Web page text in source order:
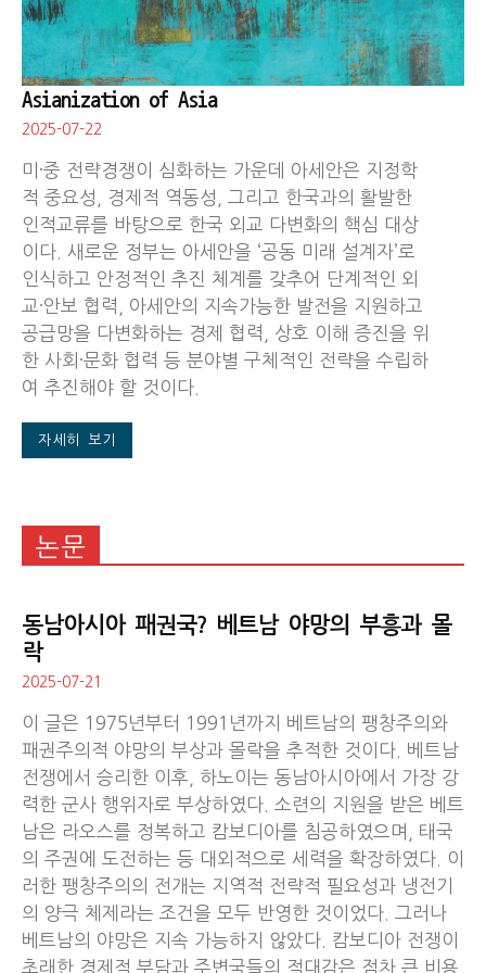
Asianization of Asia
2025-07-22
미·중 전략경쟁이 심화하는 가운데 아세안은 지정학
적 중요성, 경제적 역동성, 그리고 한국과의 활발한
인적교류를 바탕으로 한국 외교 다변화의 핵심 대상
이다. 새로운 정부는 아세안을 ‘공동 미래 설계자’로
인식하고 안정적인 추진 체계를 갖추어 단계적인 외
교·안보 협력, 아세안의 지속가능한 발전을 지원하고
공급망을 다변화하는 경제 협력, 상호 이해 증진을 위
한 사회·문화 협력 등 분야별 구체적인 전략을 수립하
여 추진해야 할 것이다.
자세히 보기
논문
동남아시아 패권국? 베트남 야망의 부흥과 몰
락
2025-07-21
이 글은 1975년부터 1991년까지 베트남의 팽창주의와
패권주의적 야망의 부상과 몰락을 추적한 것이다. 베트남
전쟁에서 승리한 이후, 하노이는 동남아시아에서 가장 강
력한 군사 행위자로 부상하였다. 소련의 지원을 받은 베트
남은 라오스를 정복하고 캄보디아를 침공하였으며, 태국
의 주권에 도전하는 등 대외적으로 세력을 확장하였다. 이
러한 팽창주의의 전개는 지역적 전략적 필요성과 냉전기
의 양극 체제라는 조건을 모두 반영한 것이었다. 그러나
베트남의 야망은 지속 가능하지 않았다. 캄보디아 전쟁이
초래한 경제적 부담과 주변국들의 적대감은 점차 큰 비용